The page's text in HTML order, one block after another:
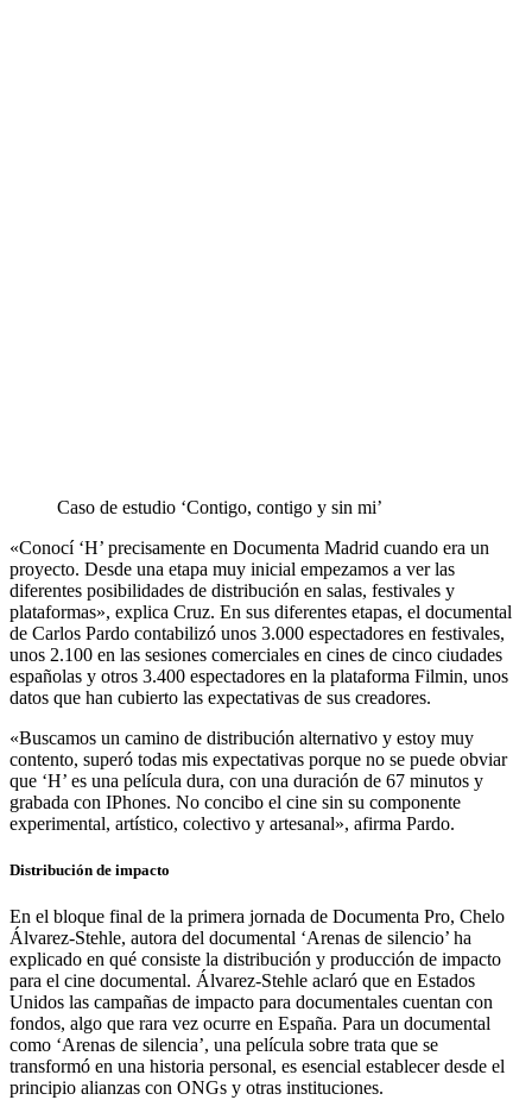
Caso de estudio ‘Contigo, contigo y sin mi’
«Conocí ‘H’ precisamente en Documenta Madrid cuando era un
proyecto. Desde una etapa muy inicial empezamos a ver las
diferentes posibilidades de distribución en salas, festivales y
plataformas», explica Cruz. En sus diferentes etapas, el documental
de Carlos Pardo contabilizó unos 3.000 espectadores en festivales,
unos 2.100 en las sesiones comerciales en cines de cinco ciudades
españolas y otros 3.400 espectadores en la plataforma Filmin, unos
datos que han cubierto las expectativas de sus creadores.
«Buscamos un camino de distribución alternativo y estoy muy
contento, superó todas mis expectativas porque no se puede obviar
que ‘H’ es una película dura, con una duración de 67 minutos y
grabada con IPhones. No concibo el cine sin su componente
experimental, artístico, colectivo y artesanal», afirma Pardo.
Distribución de impacto
En el bloque final de la primera jornada de Documenta Pro, Chelo
Álvarez-Stehle, autora del documental ‘Arenas de silencio’ ha
explicado en qué consiste la distribución y producción de impacto
para el cine documental. Álvarez-Stehle aclaró que en Estados
Unidos las campañas de impacto para documentales cuentan con
fondos, algo que rara vez ocurre en España. Para un documental
como ‘Arenas de silencia’, una película sobre trata que se
transformó en una historia personal, es esencial establecer desde el
principio alianzas con ONGs y otras instituciones.